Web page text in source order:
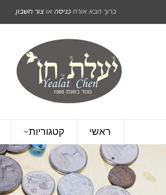
ברוך הבא אורח כניסה או צור חשבון
ראשי קטגוריות